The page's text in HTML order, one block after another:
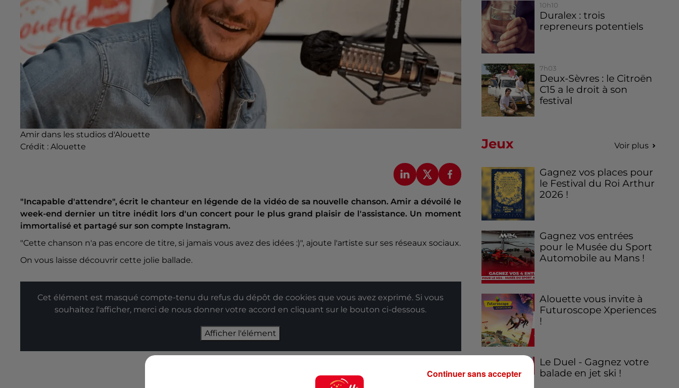
Amir dans les studios d'Alouette
Crédit : Alouette
"Incapable d'attendre", écrit le chanteur en légende de la vidéo de sa nouvelle chanson. Amir a dévoilé le
week-end dernier un titre inédit lors d'un concert pour le plus grand plaisir de l'assistance. Un moment
immortalisé et partagé sur son compte Instagram.
"Cette chanson n'a pas encore de titre, si jamais vous avez des idées :)", ajoute l'artiste sur ses réseaux sociaux.
On vous laisse découvrir cette jolie ballade.
Cet élément est masqué compte-tenu du refus du dépôt de cookies que vous avez exprimé. Si vous
souhaitez l'afficher, merci de nous donner votre accord en cliquant sur le bouton ci-dessous.
Afficher l'élément
10h10
Duralex : trois
repreneurs potentiels
7h03
Deux-Sèvres : le Citroën
C15 a le droit à son
festival
Jeux Voir plus
Gagnez vos places pour
le Festival du Roi Arthur
2026 !
Gagnez vos entrées
pour le Musée du Sport
Automobile au Mans !
Alouette vous invite à
Futuroscope Xperiences
!
Le Duel - Gagnez votre
balade en jet ski !
Continuer sans accepter